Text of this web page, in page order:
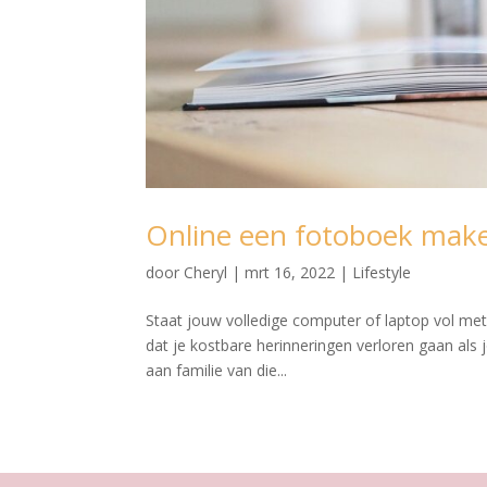
Online een fotoboek
door Cheryl |mrt 16, 2022 | Lifestyle
Staat jouw volledige computer of laptop vol
dat je kostbare herinneringen verloren gaan
aan familie van die...